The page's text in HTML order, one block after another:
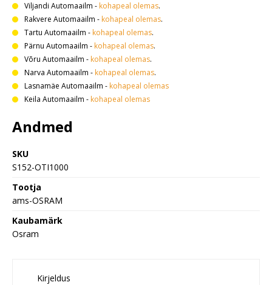
Viljandi Automaailm - kohapeal olemas.
Rakvere Automaailm - kohapeal olemas.
Tartu Automaailm - kohapeal olemas.
Pärnu Automaailm - kohapeal olemas.
Võru Automaailm - kohapeal olemas.
Narva Automaailm - kohapeal olemas.
Lasnamäe Automaailm - kohapeal olemas
Keila Automaailm - kohapeal olemas
Andmed
SKU
S152-OTI1000
Tootja
ams-OSRAM
Kaubamärk
Osram
Kirjeldus